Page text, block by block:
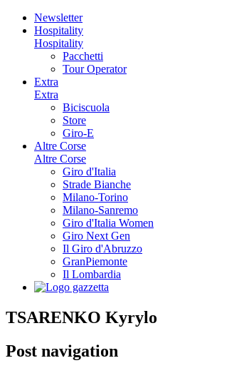
Newsletter
Hospitality
Hospitality
Pacchetti
Tour Operator
Extra
Extra
Biciscuola
Store
Giro-E
Altre Corse
Altre Corse
Giro d'Italia
Strade Bianche
Milano-Torino
Milano-Sanremo
Giro d'Italia Women
Giro Next Gen
Il Giro d'Abruzzo
GranPiemonte
Il Lombardia
TSARENKO Kyrylo
Post navigation